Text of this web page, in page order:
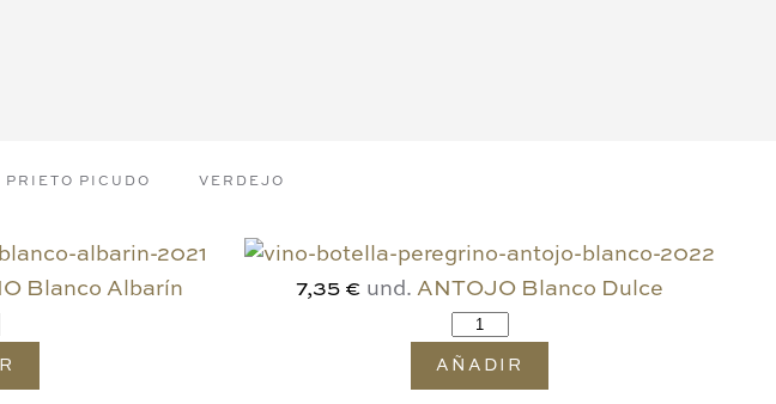
PRIETO PICUDO VERDEJO
Blanco Albarín 7,35 € und. ANTOJO Blanco Dulce
AÑADIR